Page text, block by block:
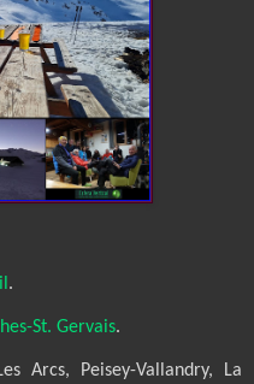
.
St. Gervais.
Arcs, Peisey-Vallandry, La